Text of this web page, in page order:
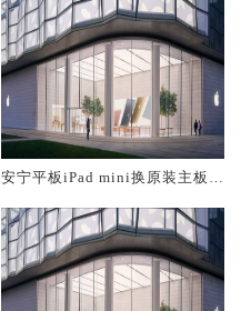
安宁平板iPad mini换原装主板维